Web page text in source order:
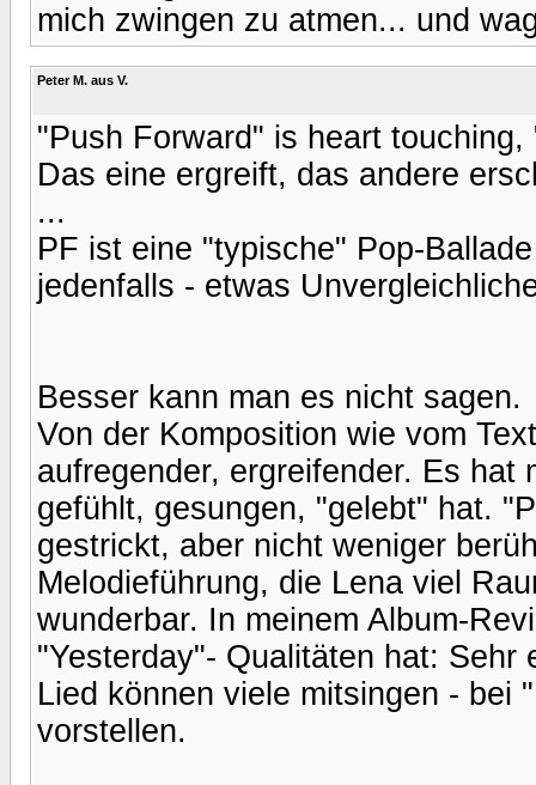
mich zwingen zu atmen... und
Peter M. aus V.
"Push Forward" is heart
Das eine ergreift, das andere
...
PF ist eine "typische" Pop-
jedenfalls - etwas
Besser kann man es nicht sagen.
Von der Komposition wie vom
aufregender, ergreifender. Es
gefühlt, gesungen, "gelebt" hat.
gestrickt, aber nicht weniger
Melodieführung, die Lena viel
wunderbar. In meinem Album-
"Yesterday"- Qualitäten hat: Sehr
Lied können viele mitsingen - bei
vorstellen.